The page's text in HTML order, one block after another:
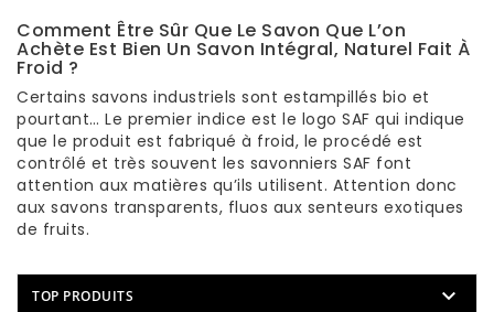
Comment Être Sûr Que Le Savon Que L’on
Achète Est Bien Un Savon Intégral, Naturel Fait À
Froid ?
Certains savons industriels sont estampillés bio et
pourtant… Le premier indice est le logo SAF qui indique
que le produit est fabriqué à froid, le procédé est
contrôlé et très souvent les savonniers SAF font
attention aux matières qu’ils utilisent. Attention donc
aux savons transparents, fluos aux senteurs exotiques
de fruits.
TOP PRODUITS 